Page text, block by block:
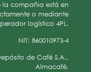
compañia está en
o mediante
logístico 4PL.
NIT: 860010973-4
de Café S.A.,
Almacafé.